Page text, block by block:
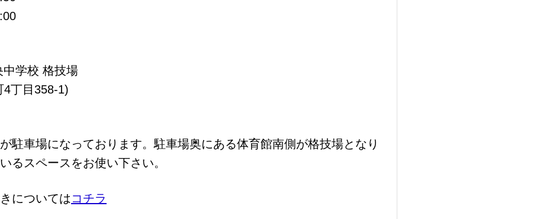
学校 格技場
4丁目358-1)
駐車場になっております。駐車場奥にある体育館南側が格技場となり
るスペースをお使い下さい。
については コチラ